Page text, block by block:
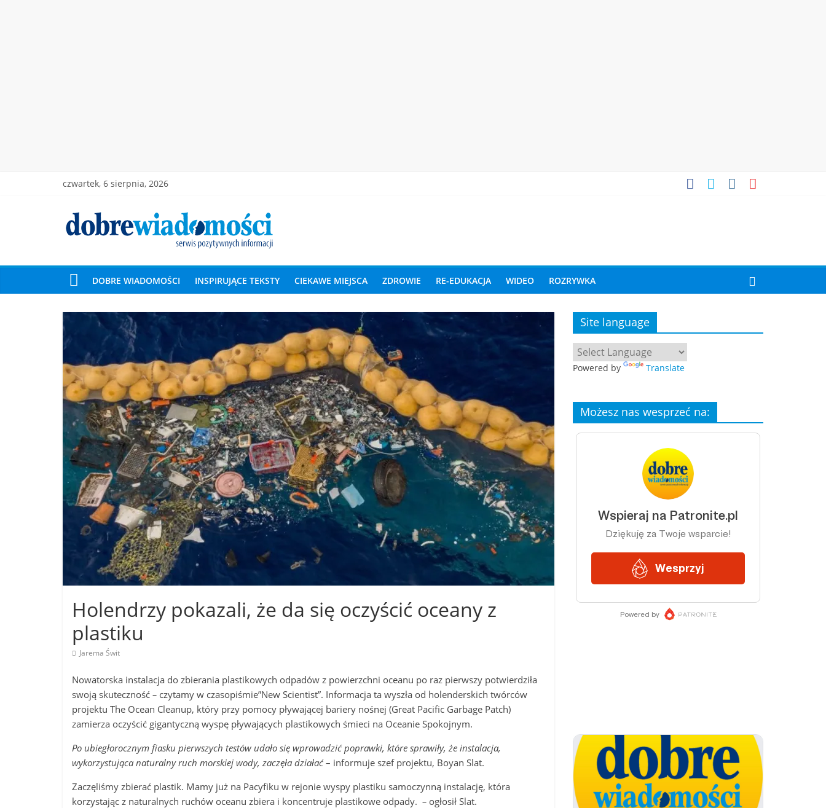
czwartek, 6 sierpnia, 2026
DOBRE WIADOMOŚCI INSPIRUJĄCE TEKSTY CIEKAWE MIEJSCA ZDROWIE RE-EDUKACJA WIDEO ROZRYWKA
Holendrzy pokazali, że da się oczyścić oceany z
plastiku
Jarema Świt
Nowatorska instalacja do zbierania plastikowych odpadów z powierzchni oceanu po raz pierwszy potwierdziła
swoją skuteczność – czytamy w czasopiśmie”New Scientist”. Informacja ta wyszła od holenderskich twórców
projektu The Ocean Cleanup, który przy pomocy pływającej bariery nośnej (Great Pacific Garbage Patch)
zamierza oczyścić gigantyczną wyspę pływających plastikowych śmieci na Oceanie Spokojnym.
Po ubiegłorocznym fiasku pierwszych testów udało się wprowadzić poprawki, które sprawiły, że instalacja,
wykorzystująca naturalny ruch morskiej wody, zaczęła działać– informuje szef projektu, Boyan Slat.
Zaczęliśmy zbierać plastik. Mamy już na Pacyfiku w rejonie wyspy plastiku samoczynną instalację, która
korzystając z naturalnych ruchów oceanu zbiera i koncentruje plastikowe odpady. – ogłosił Slat.
Site language
Powered by Translate
Możesz nas wesprzeć na: